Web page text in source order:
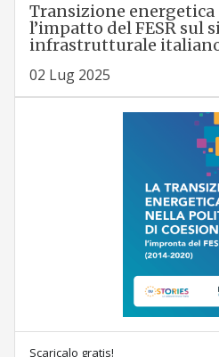
Transizione energetica
l’impatto del FESR sul
infrastrutturale
02 Lug 2025
Scaricalo gratis!